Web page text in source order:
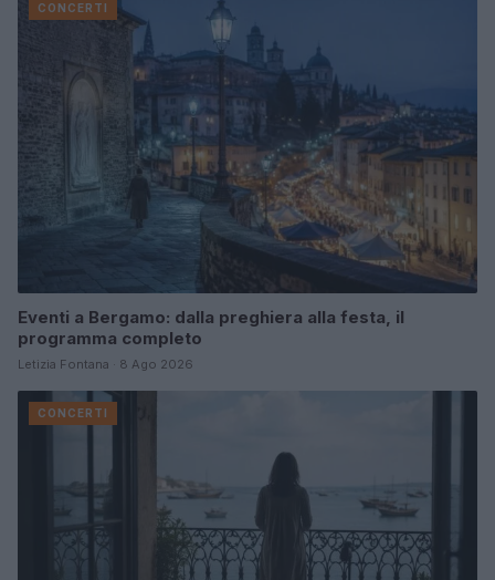
CONCERTI
Eventi a Bergamo: dalla preghiera alla festa, il
programma completo
Letizia Fontana · 8 Ago 2026
CONCERTI